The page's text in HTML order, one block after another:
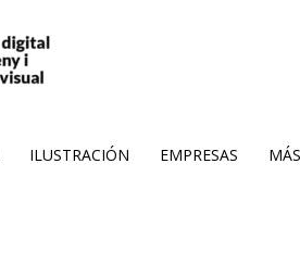
ILUSTRACIÓN EMPRESAS MÁS